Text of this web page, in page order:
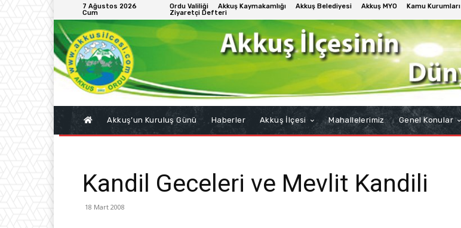
7 Ağustos 2026
Cum
Ordu Valiliği Akkuş Kaymakamlığı Akkuş Belediyesi Akkuş MYO Kamu Kurumları
Ziyaretçi Defteri
Akkuş’un Kuruluş Günü Haberler Akkuş İlçesi Mahallelerimiz Genel Konular
Kandil Geceleri ve Mevlit Kandili
18 Mart 2008